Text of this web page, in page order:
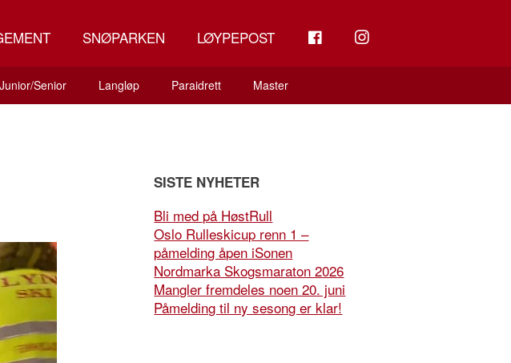
SNØPARKEN LØYPEPOST INSTAGRAM
Junior/Senior Langløp Paraidrett Master
SISTE NYHETER
Bli med på HøstRull
Oslo Rulleskicup renn 1 –
påmelding åpen iSonen
Nordmarka Skogsmaraton 2026
Mangler fremdeles noen 20. juni
Påmelding til ny sesong er klar!